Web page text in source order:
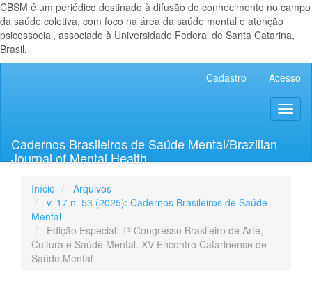
CBSM é um periódico destinado à difusão do conhecimento no campo
da saúde coletiva, com foco na área da saúde mental e atenção
psicossocial, associado à Universidade Federal de Santa Catarina,
Brasil.
Lateral
Cadastro Acesso
Cadernos Brasileiros de Saúde Mental/Brazilian
Journal of Mental Health
Início
Arquivos
v. 17 n. 53 (2025): Cadernos Brasileiros de Saúde
Mental
Edição Especial: 1º Congresso Brasileiro de Arte,
Cultura e Saúde Mental. XV Encontro Catarinense de
Saúde Mental